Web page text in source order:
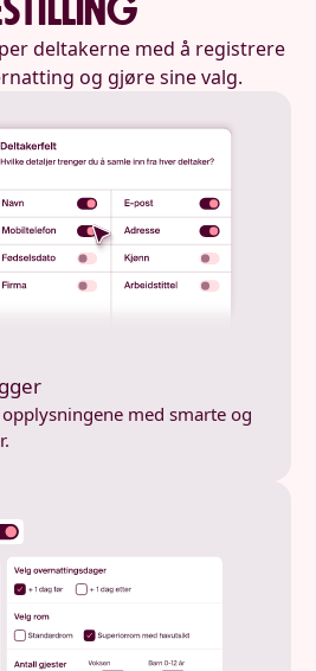
deltakerne med å registrere
og gjøre sine valg.
med smarte og